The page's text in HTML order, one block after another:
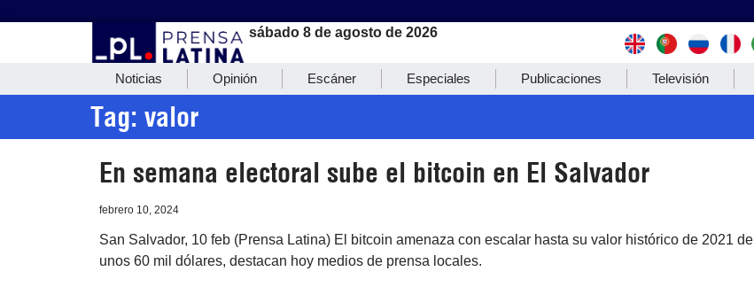
sábado 8 de agosto de 2026
Noticias Opinión Escáner Especiales Publicaciones Televisión
Tag: valor
En semana electoral sube el bitcoin en El Salvador
febrero 10, 2024
San Salvador, 10 feb (Prensa Latina) El bitcoin amenaza con escalar hasta su valor histórico de 2021 de
unos 60 mil dólares, destacan hoy medios de prensa locales.